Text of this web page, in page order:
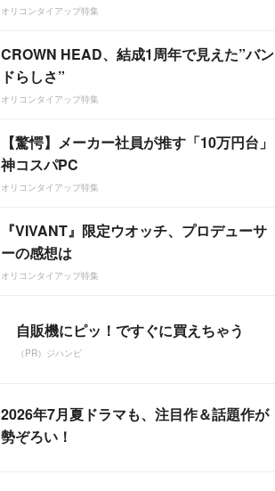
オリコンタイアップ特集
CROWN HEAD、結成1周年で見えた”バン
ドらしさ”
オリコンタイアップ特集
【驚愕】メーカー社員が推す「10万円台」
神コスパPC
オリコンタイアップ特集
『VIVANT』限定ウオッチ、プロデューサ
ーの感想は
オリコンタイアップ特集
自販機にピッ！ですぐに買えちゃう
（PR）ジハンピ
2026年7月夏ドラマも、注目作＆話題作が
勢ぞろい！